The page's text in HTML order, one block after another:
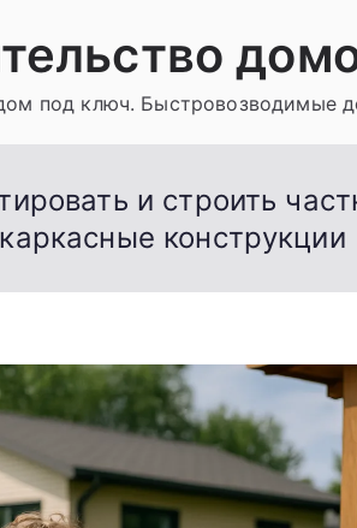
под ключ. Быстровозводимые
и строить
конструкции